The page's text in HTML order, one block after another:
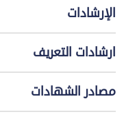
الإرشادات
ارشادات التعريف
مصادر الشهادات